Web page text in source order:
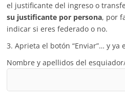
el justificante del ingreso o
su justificante por persona, por
indicar si eres federado o no.
3. Aprieta el botón “Enviar”… y ya
Nombre y apellidos del